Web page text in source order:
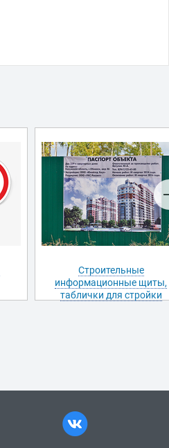
Строительные
информационные щиты,
таблички для стройки